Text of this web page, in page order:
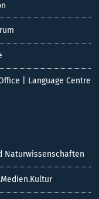
| Language Centre
Naturwissenschaften